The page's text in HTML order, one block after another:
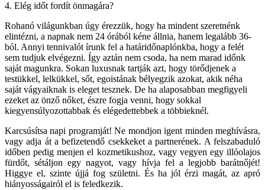
4. Elég időt fordít önmagára?
Rohanó világunkban úgy érezzük, hogy ha mindent szeretnénk
elintézni, a napnak nem 24 órából kéne állnia, hanem legalább 36-
ból. Annyi tennivalót írunk fel a határidőnaplónkba, hogy a felét
sem tudjuk elvégezni. Így aztán nem csoda, ha nem marad időnk
saját magunkra. Sokan luxusnak tartják azt, hogy törődjenek a
testükkel, lelkükkel, sőt, egoistának bélyegzik azokat, akik néha
saját vágyaiknak is eleget tesznek. De ha alaposabban megfigyeli
ezeket az önző nőket, észre fogja venni, hogy sokkal
kiegyensúlyozottabbak és elégedettebbek a többieknél.
Karcsúsítsa napi programját! Ne mondjon igent minden meghívásra,
vagy adja át a befizetendő csekkeket a partnerének. A felszabaduló
időben pedig menjen el kozmetikushoz, vagy vegyen egy illóolajos
fürdőt, sétáljon egy nagyot, vagy hívja fel a legjobb barátnőjét!
Higgye el, szinte újjá fog születni. És ha jól érzi magát, az apró
hiányosságairól el is feledkezik.